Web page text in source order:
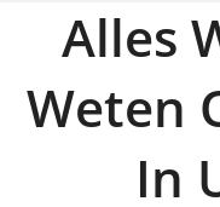
Alles
Weten
In